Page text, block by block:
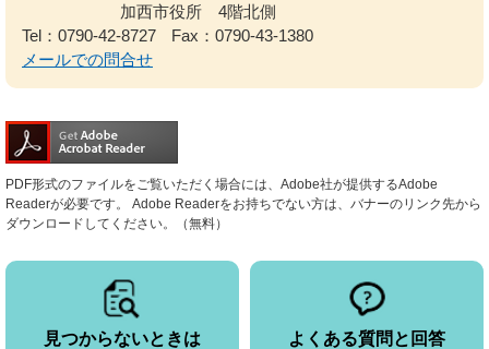
加西市役所 4階北側
Tel：0790-42-8727
Fax：0790-43-1380
メールでの問合せ
PDF形式のファイルをご覧いただく場合には、Adobe社が提供するAdobe
Readerが必要です。
Adobe Readerをお持ちでない方は、バナーのリンク先から
ダウンロードしてください。（無料）
見つからないときは よくある質問と回答